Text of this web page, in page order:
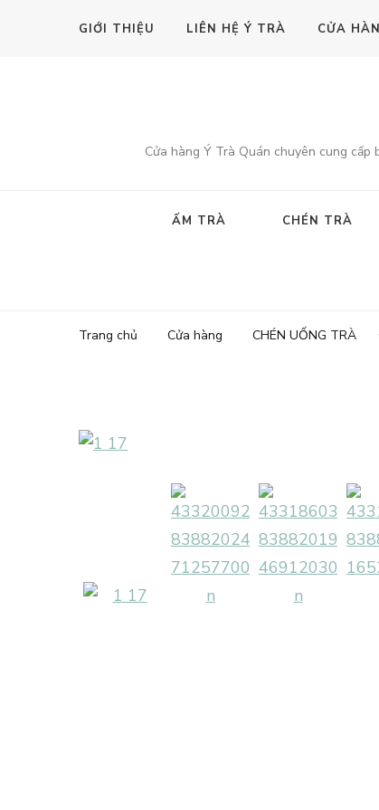
GIỚI THIỆU LIÊN HỆ Ý TRÀ CỬA
Cửa hàng Ý Trà Quán chuyên cung
ẤM TRÀ CHÉN TRÀ
Trang chủ Cửa hàng CHÉN UỐNG TRÀ